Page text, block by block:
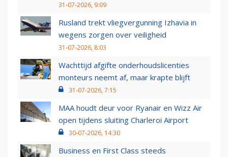
31-07-2026, 9:09
Rusland trekt vliegvergunning Izhavia in
wegens zorgen over veiligheid
31-07-2026, 8:03
Wachttijd afgifte onderhoudslicenties
monteurs neemt af, maar krapte blijft
31-07-2026, 7:15
MAA houdt deur voor Ryanair en Wizz Air
open tijdens sluiting Charleroi Airport
30-07-2026, 14:30
Business en First Class steeds